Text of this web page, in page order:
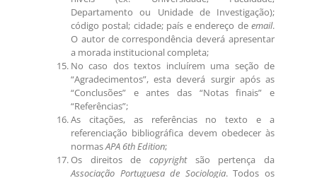
Departamento ou Unidade de Investigação);
código postal; cidade; país e endereço de email.
O autor de correspondência deverá apresentar
a morada institucional completa;
No caso dos textos incluírem uma seção de
“Agradecimentos”, esta deverá surgir após as
“Conclusões” e antes das “Notas finais” e
“Referências”;
As citações, as referências no texto e a
referenciação bibliográfica devem obedecer às
normasAPA 6thEdition;
Os direitos de copyrightsão pertença da
Associação Portuguesa de Sociologia. Todos os